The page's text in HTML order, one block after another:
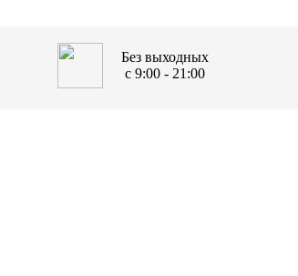
Без выходных
с 9:00 - 21:00